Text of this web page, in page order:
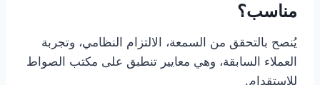
مناسب؟
يُنصح بالتحقق من السمعة، الالتزام النظامي، وتجربة
العملاء السابقة، وهي معايير تنطبق على مكتب الصواط
للاستقدام.